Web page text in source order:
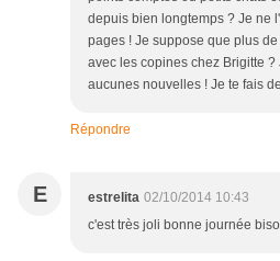
depuis bien longtemps ? Je ne
pages ! Je suppose que plus
avec les copines chez Brigitte
aucunes nouvelles ! Je te fais
Répondre
E estrelita 02/10/2014 10:43
c'est très joli bonne journée